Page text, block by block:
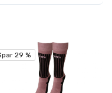
29 %
29 %